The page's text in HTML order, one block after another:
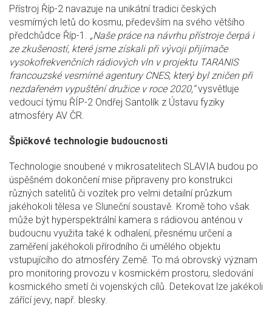
Přístroj Říp-2 navazuje na unikátní tradici českých
vesmírných letů do kosmu, především na svého většího
předchůdce Říp-1. „Naše práce na návrhu přístroje čerpá i
ze zkušeností, které jsme získali při vývoji přijímače
vysokofrekvenčních rádiových vln v projektu TARANIS
francouzské vesmírné agentury CNES, který byl zničen při
nezdařeném vypuštění družice v roce 2020,“vysvětluje
vedoucí týmu ŘÍP-2 Ondřej Santolík z Ústavu fyziky
atmosféry AV ČR.
Špičkové technologie budoucnosti
Technologie snoubené v mikrosatelitech SLAVIA budou po
úspěšném dokončení mise připraveny pro konstrukci
různých satelitů či vozítek pro velmi detailní průzkum
jakéhokoli tělesa ve Sluneční soustavě. Kromě toho však
může být hyperspektrální kamera s rádiovou anténou v
budoucnu využita také k odhalení, přesnému určení a
zaměření jakéhokoli přírodního či umělého objektu
vstupujícího do atmosféry Země. To má obrovský význam
pro monitoring provozu v kosmickém prostoru, sledování
kosmického smetí či vojenských cílů. Detekovat lze jakékoli
zářící jevy, např. blesky.